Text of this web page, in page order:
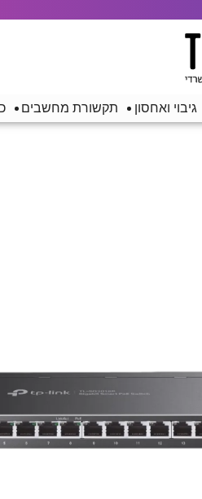
גיבוי ואחסון תקשורת מחשבים